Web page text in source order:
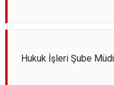
Hukuk İşleri Şube